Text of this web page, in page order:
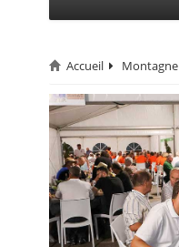
CIRCUIT
RALLYE
MONTAGNE
EVÈNEMENTS
CALENDRIER
Accueil Montagne